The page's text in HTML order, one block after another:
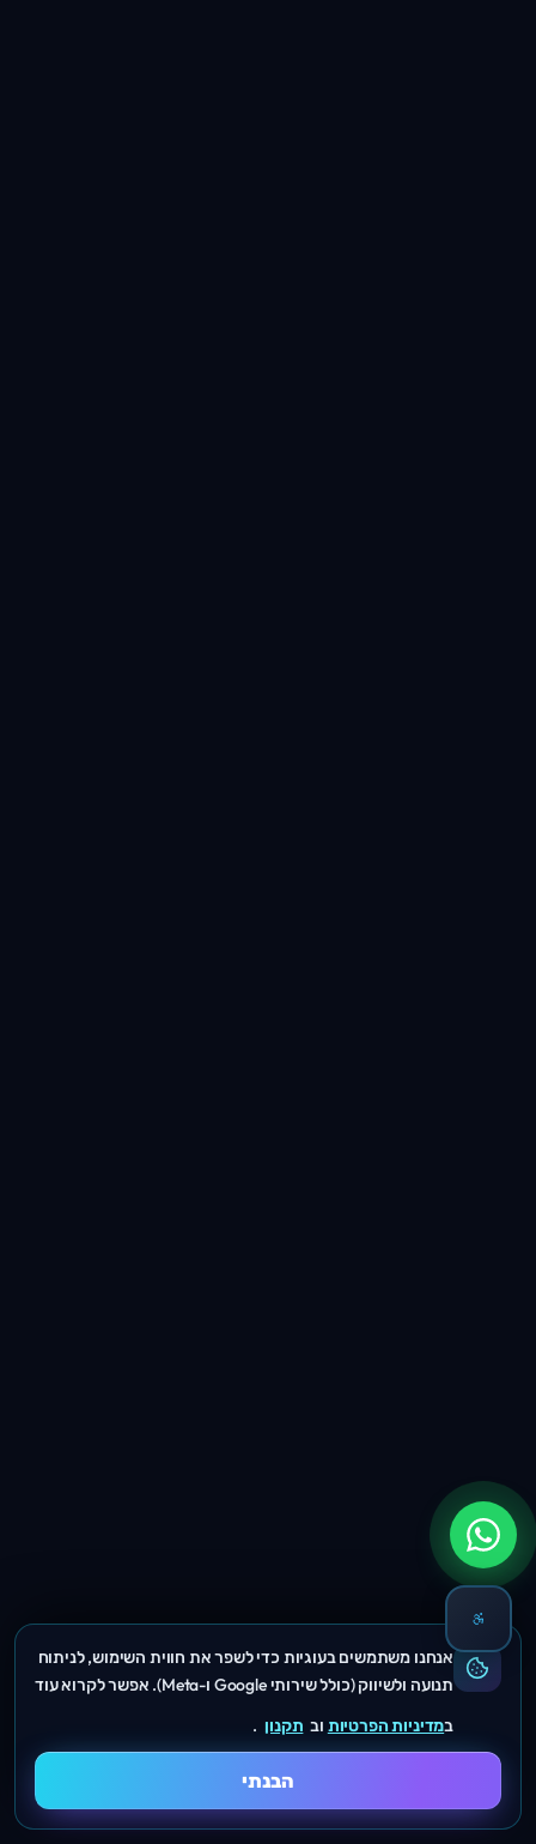
אנחנו משתמשים בעוגיות כדי לשפר את חווית השימוש, לניתוח
תנועה ולשיווק (כולל שירותי Google ו-Meta). אפשר לקרוא עוד
במדיניות הפרטיות וב תקנון .
הבנתי